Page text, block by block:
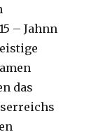
– Jahnn
das